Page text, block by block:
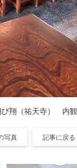
び翔（祐天寺） 内観
写真 記事に戻る